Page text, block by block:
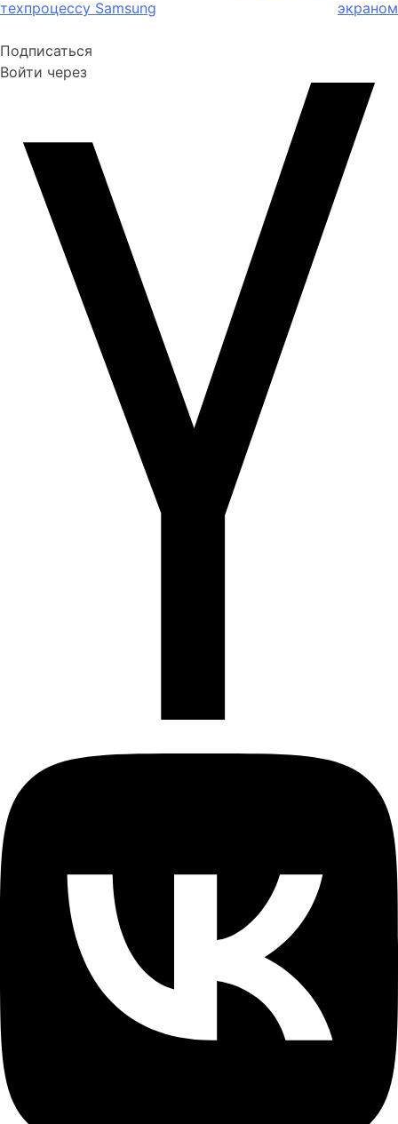
техпроцессу Samsung
экраном
Подписаться
Войти через